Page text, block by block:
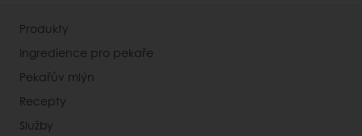
Produkty
Ingredience pro pekaře
Pekařův mlýn
Recepty
Služby